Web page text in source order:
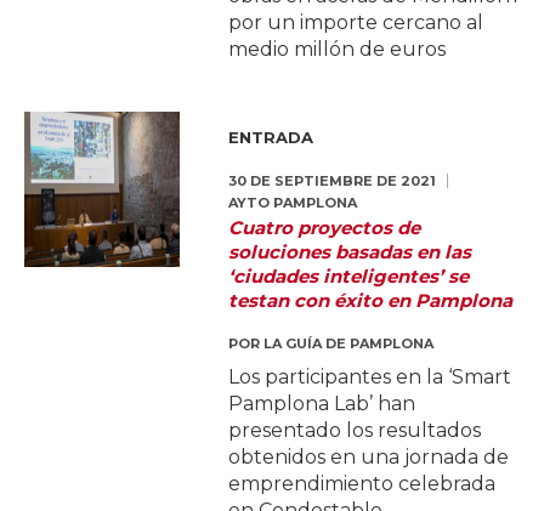
por un importe cercano al
medio millón de euros
ENTRADA
30 DE SEPTIEMBRE DE 2021
AYTO PAMPLONA
Cuatro proyectos de
soluciones basadas en las
‘ciudades inteligentes’ se
testan con éxito en Pamplona
POR LA GUÍA DE PAMPLONA
Los participantes en la ‘Smart
Pamplona Lab’ han
presentado los resultados
obtenidos en una jornada de
emprendimiento celebrada